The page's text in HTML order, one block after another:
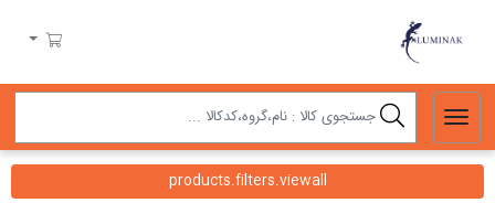
سبد خرید
products.filters.viewall